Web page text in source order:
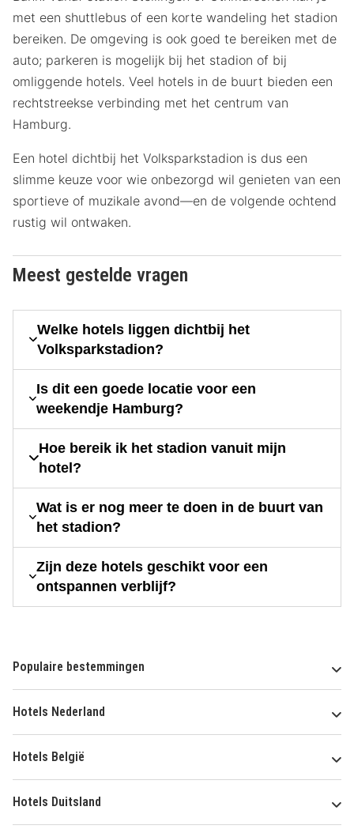
met een shuttlebus of een korte wandeling het stadion
bereiken. De omgeving is ook goed te bereiken met de
auto; parkeren is mogelijk bij het stadion of bij
omliggende hotels. Veel hotels in de buurt bieden een
rechtstreekse verbinding met het centrum van
Hamburg.
Een hotel dichtbij het Volksparkstadion is dus een
slimme keuze voor wie onbezorgd wil genieten van een
sportieve of muzikale avond—en de volgende ochtend
rustig wil ontwaken.
Meest gestelde vragen
Welke hotels liggen dichtbij het
Volksparkstadion?
Is dit een goede locatie voor een
weekendje Hamburg?
Hoe bereik ik het stadion vanuit mijn
hotel?
Wat is er nog meer te doen in de buurt van
het stadion?
Zijn deze hotels geschikt voor een
ontspannen verblijf?
Populaire bestemmingen
Hotels Nederland
Hotels België
Hotels Duitsland